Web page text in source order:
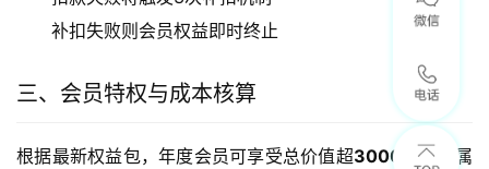
补扣失败则会员权益即时终止
三、会员特权与成本核算
根据最新权益包，年度会员可享受总价值超3000元的专属